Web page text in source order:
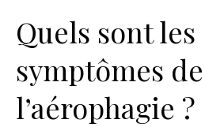
Quels sont les
symptômes de
l’aérophagie ?